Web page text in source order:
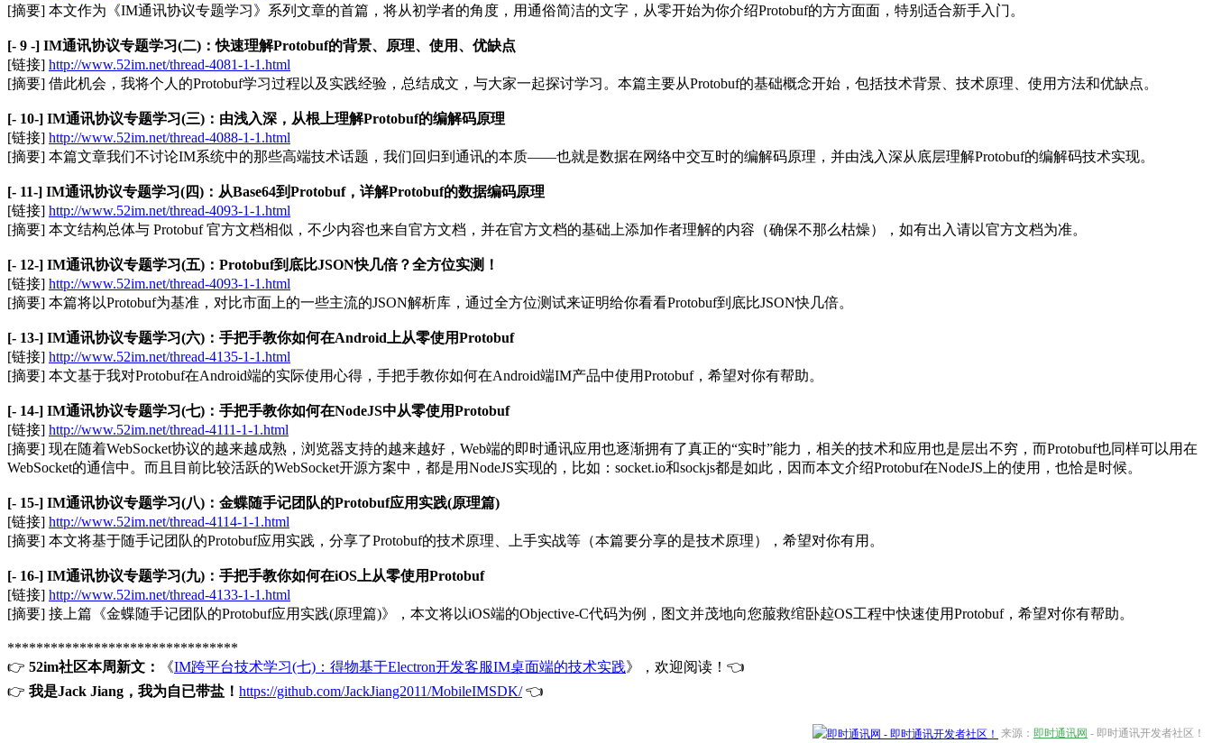
[摘要] 本文作为《IM通讯协议专题学习》系列文章的首篇，将从初学者的角度，用通俗简洁的文字，从零开始为你介绍Protobuf的方方面面，特别适合新手入门。
[- 9 -] IM通讯协议专题学习(二)：快速理解Protobuf的背景、原理、使用、优缺点
[链接] http://www.52im.net/thread-4081-1-1.html
[摘要] 借此机会，我将个人的Protobuf学习过程以及实践经验，总结成文，与大家一起探讨学习。本篇主要从Protobuf的基础概念开始，包括技术背景、技术原理、使用方法和优缺点。
[- 10-] IM通讯协议专题学习(三)：由浅入深，从根上理解Protobuf的编解码原理
[链接] http://www.52im.net/thread-4088-1-1.html
[摘要] 本篇文章我们不讨论IM系统中的那些高端技术话题，我们回归到通讯的本质——也就是数据在网络中交互时的编解码原理，并由浅入深从底层理解Protobuf的编解码技术实现。
[- 11-] IM通讯协议专题学习(四)：从Base64到Protobuf，详解Protobuf的数据编码原理
[链接] http://www.52im.net/thread-4093-1-1.html
[摘要] 本文结构总体与 Protobuf 官方文档相似，不少内容也来自官方文档，并在官方文档的基础上添加作者理解的内容（确保不那么枯燥），如有出入请以官方文档为准。
[- 12-] IM通讯协议专题学习(五)：Protobuf到底比JSON快几倍？全方位实测！
[链接] http://www.52im.net/thread-4093-1-1.html
[摘要] 本篇将以Protobuf为基准，对比市面上的一些主流的JSON解析库，通过全方位测试来证明给你看看Protobuf到底比JSON快几倍。
[- 13-] IM通讯协议专题学习(六)：手把手教你如何在Android上从零使用Protobuf
[链接] http://www.52im.net/thread-4135-1-1.html
[摘要] 本文基于我对Protobuf在Android端的实际使用心得，手把手教你如何在Android端IM产品中使用Protobuf，希望对你有帮助。
[- 14-] IM通讯协议专题学习(七)：手把手教你如何在NodeJS中从零使用Protobuf
[链接] http://www.52im.net/thread-4111-1-1.html
[摘要] 现在随着WebSocket协议的越来越成熟，浏览器支持的越来越好，Web端的即时通讯应用也逐渐拥有了真正的“实时”能力，相关的技术和应用也是层出不穷，而Protobuf也同样可以用在
WebSocket的通信中。而且目前比较活跃的WebSocket开源方案中，都是用NodeJS实现的，比如：socket.io和sockjs都是如此，因而本文介绍Protobuf在NodeJS上的使用，也恰是时候。
[- 15-] IM通讯协议专题学习(八)：金蝶随手记团队的Protobuf应用实践(原理篇)
[链接] http://www.52im.net/thread-4114-1-1.html
[摘要] 本文将基于随手记团队的Protobuf应用实践，分享了Protobuf的技术原理、上手实战等（本篇要分享的是技术原理），希望对你有用。
[- 16-] IM通讯协议专题学习(九)：手把手教你如何在iOS上从零使用Protobuf
[链接] http://www.52im.net/thread-4133-1-1.html
[摘要] 接上篇《金蝶随手记团队的Protobuf应用实践(原理篇)》，本文将以iOS端的Objective-C代码为例，图文并茂地向您菔救绾卧趇OS工程中快速使用Protobuf，希望对你有帮助。
********************************
👉 52im社区本周新文： 《IM跨平台技术学习(七)：得物基于Electron开发客服IM桌面端的技术实践》，欢迎阅读！👈
👉 我是Jack Jiang，我为自已带盐！ https://github.com/JackJiang2011/MobileIMSDK/👈
来源： 即时通讯网 - 即时通讯开发者社区！